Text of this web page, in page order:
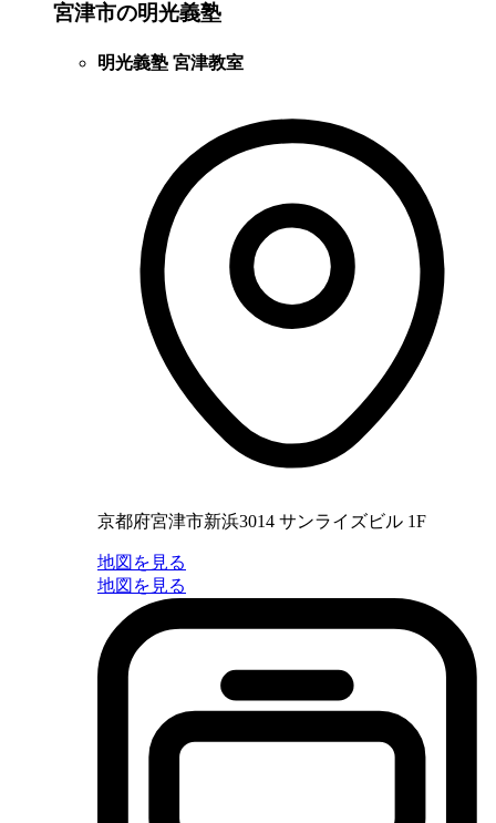
宮津市の明光義塾
明光義塾 宮津教室
京都府宮津市新浜3014 サンライズビル 1F
地図を見る
地図を見る